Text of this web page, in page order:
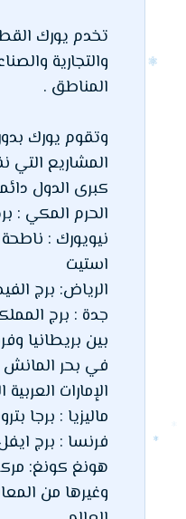
تخدم يورك
والتجارية
المناطق .
وتقوم يورك
المشاريع التي
كبرى الدول
الحرم المكي :
نيويورك :
استيت
الرياض: برج
جدة : برج
بين بريطانيا
في بحر المانش
الإمارات
ماليزيا : برجا
فرنسا : برج
هونغ كونغ: مركز
وغيرها من